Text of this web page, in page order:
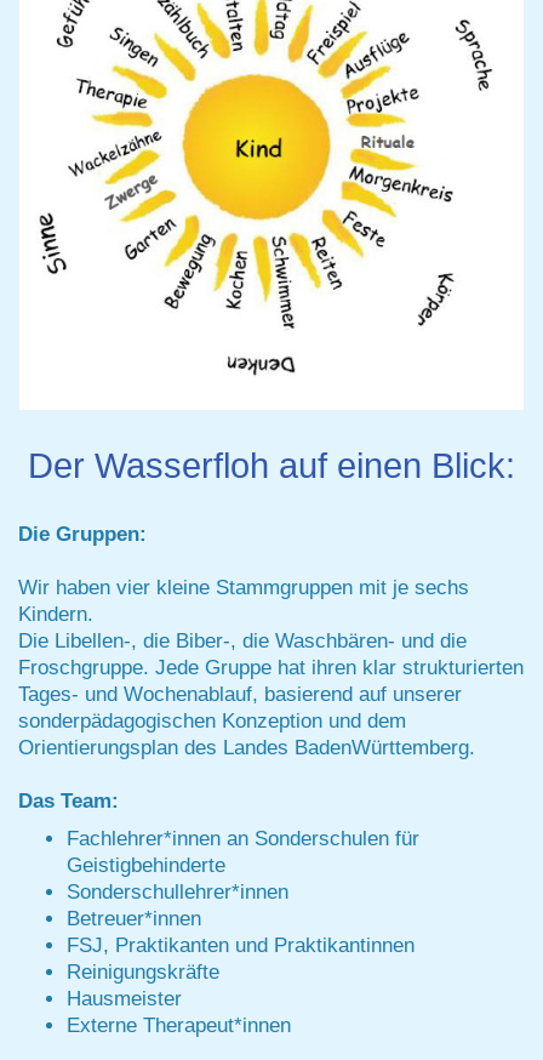
Der Wasserfloh auf einen Blick:
Die Gruppen:
Wir haben vier kleine Stammgruppen mit je sechs
Kindern.
Die Libellen-, die Biber-, die Waschbären- und die
Froschgruppe. Jede Gruppe hat ihren klar strukturierten
Tages- und Wochenablauf, basierend auf unserer
sonderpädagogischen Konzeption und dem
Orientierungsplan des Landes BadenWürttemberg.
Das Team:
Fachlehrer*innen an Sonderschulen für
Geistigbehinderte
Sonderschullehrer*innen
Betreuer*innen
FSJ, Praktikanten und Praktikantinnen
Reinigungskräfte
Hausmeister
Externe Therapeut*innen